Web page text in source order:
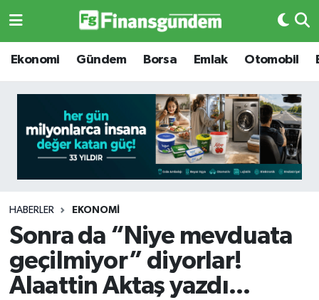
Ekonomi Gündem Borsa Emlak Otomobil
HABERLER EKONOMI
Sonra da “Niye mevduata
geçilmiyor” diyorlar!
Alaattin Aktaş yazdı...
Ekonomi
Borsa
Emlak
Otomobil
Gizlilik Sözleşmesi
Ekonomi
Borsa
Emlak
Emtia
BITCOIN